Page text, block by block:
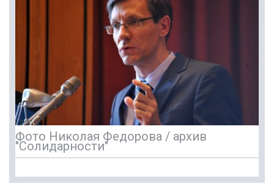
Фото Николая Федорова / архив
"Солидарности"